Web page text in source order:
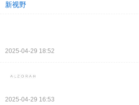
新视野
2025-04-29 18:52
2025-04-29 16:53